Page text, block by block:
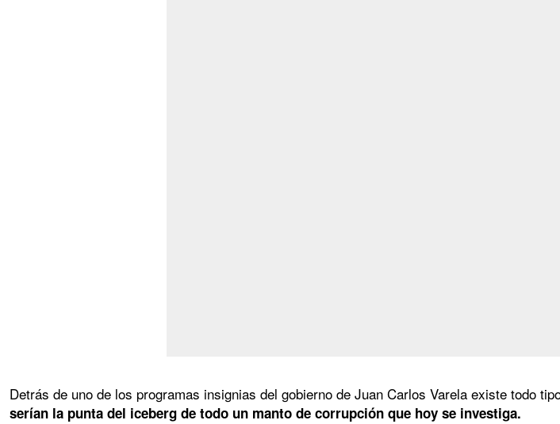
Detrás de uno de los programas insignias del gobierno de Juan Carlos Varela existe todo
serían la punta del iceberg de todo un manto de corrupción que hoy se investiga.